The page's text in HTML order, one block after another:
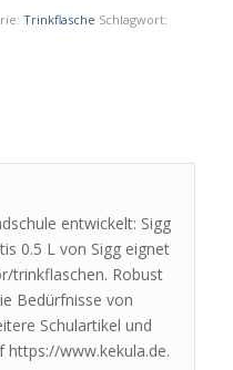
Trinkflasche Schlagwort:
entwickelt: Sigg
0.5 L von Sigg eignet
trinkflaschen. Robust
Bedürfnisse von
Schulartikel und
https://www.kekula.de.